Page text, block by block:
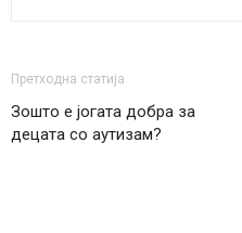
Претходна статија
Зошто е јогата добра за
децата со аутизам?